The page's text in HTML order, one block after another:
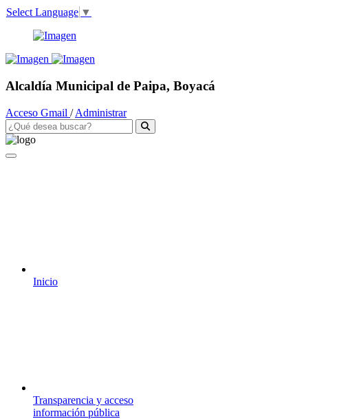
Select Language ▼
Alcaldía Municipal de Paipa, Boyacá
Acceso Gmail /Administrar
Inicio
Transparencia y acceso
información pública